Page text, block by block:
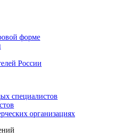
форме
России
специалистов
организациях